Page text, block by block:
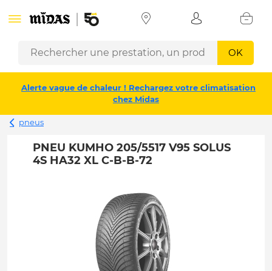
OK
Alerte vague de chaleur ! Rechargez votre climatisation
chez Midas
pneus
PNEU KUMHO 205/5517 V95 SOLUS
4S HA32 XL C-B-B-72